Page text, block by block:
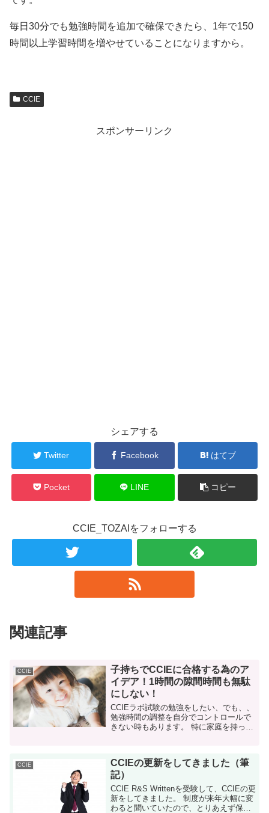
毎日30分でも勉強時間を追加で確保できたら、1年で150
時間以上学習時間を増やせていることになりますから。
CCIE
スポンサーリンク
シェアする
Twitter Facebook はてブ
Pocket LINE コピー
CCIE_TOZAIをフォローする
関連記事
CCIE
子持ちでCCIEに合格する為のア
イデア！1時間の隙間時間も無駄
にしない！
CCIEラボ試験の勉強をしたい、でも、、
勉強時間の調整を自分でコントロールで
きない時もあります。 特に家庭を持って
場合は、週末の勉強時間確保が難しい 私
には...
CCIE
CCIEの更新をしてきました（筆
記）
CCIE R&S Writtenを受験して、CCIEの更
新をしてきました。 制度が来年大幅に変
わると聞いていたので、とりあえず保険